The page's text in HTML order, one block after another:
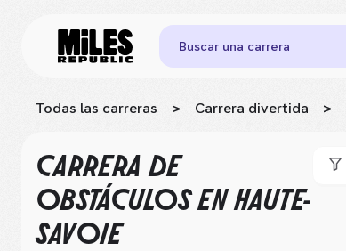
Buscar una carrera
Todas las carreras > Carrera divertida >
CARRERA DE
OBSTÁCULOSEN HAUTE-
SAVOIE